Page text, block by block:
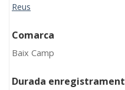
Reus
Comarca
Baix Camp
Durada enregistrament